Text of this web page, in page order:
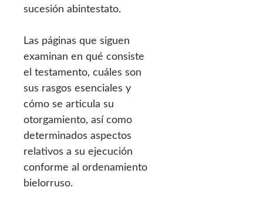
sucesión abintestato.
Las páginas que siguen
examinan en qué consiste
el testamento, cuáles son
sus rasgos esenciales y
cómo se articula su
otorgamiento, así como
determinados aspectos
relativos a su ejecución
conforme al ordenamiento
bielorruso.